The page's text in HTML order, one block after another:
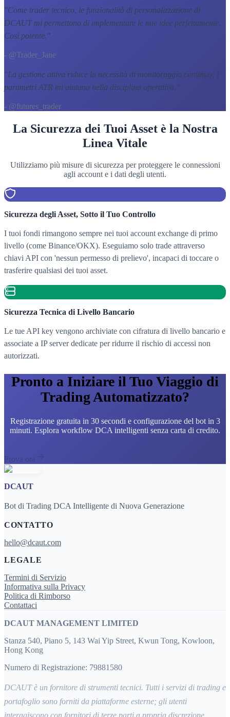
"Come trader tecnico, le funzionalità di personalizzazione di
DCAUT mi permettono di implementare le mie idee perfettamente.
Così potente."
- @Trader_Jane
"La gestione attiva riduce la necessità di monitoraggio continuo; i
parametri ATR mi aiutano nella disciplina operativa. "
- @futures_trader
La Sicurezza dei Tuoi Asset è la Nostra
Linea Vitale
Utilizziamo più misure di sicurezza per proteggere le connessioni
agli account e i dati degli utenti.
Sicurezza degli Asset, Sotto il Tuo Controllo
I tuoi fondi rimangono sempre nei tuoi account exchange di primo
livello (come Binance/OKX). Eseguiamo solo trade attraverso
chiavi API con 'nessun permesso di prelievo', incapaci di toccare o
trasferire qualsiasi dei tuoi asset.
Sicurezza Tecnica di Livello Bancario
Le tue API key vengono archiviate con cifratura di livello bancario e
associate a IP server dedicate per ridurre il rischio di accessi non
autorizzati.
Pronto a Iniziare il Tuo Viaggio di
Trading Automatizzato?
Registrazione gratuita in 30 secondi e configurazione del bot in 3
minuti. Esplora workflow DCA intelligenti senza carta di credito.
Prova ora
DCAUT
Bot di Trading DCA Intelligente di Nuova Generazione
CONTATTO
hello@dcaut.com
LEGALE
Termini di Servizio
Informativa sulla Privacy
Politica di Rimborso
Contattaci
DCAUT MANAGEMENT LIMITED
Stanza 540, Piano 5, 143 Wai Yip Street, Kwun Tong, Kowloon,
Hong Kong
Numero di Registrazione: 79881580
DCAUT è un fornitore di strumenti tecnici. Tutti i servizi di trading e
portafoglio sono forniti da piattaforme esterne; gli utenti
interagiscono con fornitori di terze parti a propria discrezione.